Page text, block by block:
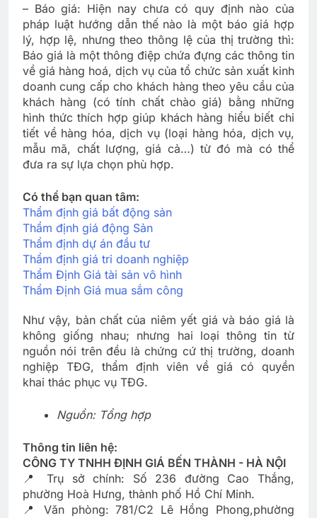
– Báo giá: Hiện nay chưa có quy định nào của
pháp luật hướng dẫn thế nào là một báo giá hợp
lý, hợp lệ, nhưng theo thông lệ của thị trường thì:
Báo giá là một thông điệp chứa đựng các thông tin
về giá hàng hoá, dịch vụ của tổ chức sản xuất kinh
doanh cung cấp cho khách hàng theo yêu cầu của
khách hàng (có tính chất chào giá) bằng những
hình thức thích hợp giúp khách hàng hiểu biết chi
tiết về hàng hóa, dịch vụ (loại hàng hóa, dịch vụ,
mẫu mã, chất lượng, giá cả…) từ đó mà có thể
đưa ra sự lựa chọn phù hợp.
Có thể bạn quan tâm:
Thẩm định giá bất động sản
Thẩm định giá động Sản
Thẩm định dự án đầu tư
Thẩm định giá tri doanh nghiệp
Thẩm Định Giá tài sản vô hình
Thẩm Định Giá mua sắm công
Như vậy, bản chất của niêm yết giá và báo giá là
không giống nhau; nhưng hai loại thông tin từ
nguồn nói trên đều là chứng cứ thị trường, doanh
nghiệp TĐG, thẩm định viên về giá có quyền
khai thác phục vụ TĐG.
Nguồn: Tổng hợp
Thông tin liên hệ:
CÔNG TY TNHH ĐỊNH GIÁ BẾN THÀNH - HÀ NỘI
📍 Trụ sở chính: Số 236 đường Cao Thắng,
phường Hoà Hưng, thành phố Hồ Chí Minh.
📍 Văn phòng: 781/C2 Lê Hồng Phong,phường